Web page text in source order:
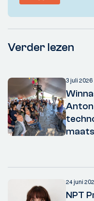
Verder lezen
3 juli 2026
24 juni
NPT